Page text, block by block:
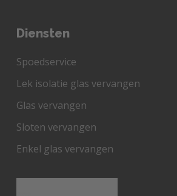
Diensten
Spoedservice
Lek isolatie glas vervangen
Glas vervangen
Sloten vervangen
Enkel glas vervangen